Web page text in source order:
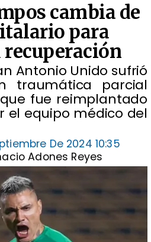
cambia de
para
Antonio Unido sufrió
traumática parcial
fue reimplantado
el equipo médico del
De 2024 10:35
Adones Reyes